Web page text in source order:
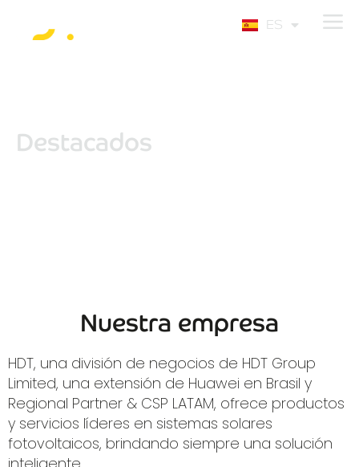
ES
PT
Destacados
Nuestra empresa
HDT, una división de negocios de HDT Group
Limited, una extensión de Huawei en Brasil y
Regional Partner & CSP LATAM, ofrece productos
y servicios líderes en sistemas solares
fotovoltaicos, brindando siempre una solución